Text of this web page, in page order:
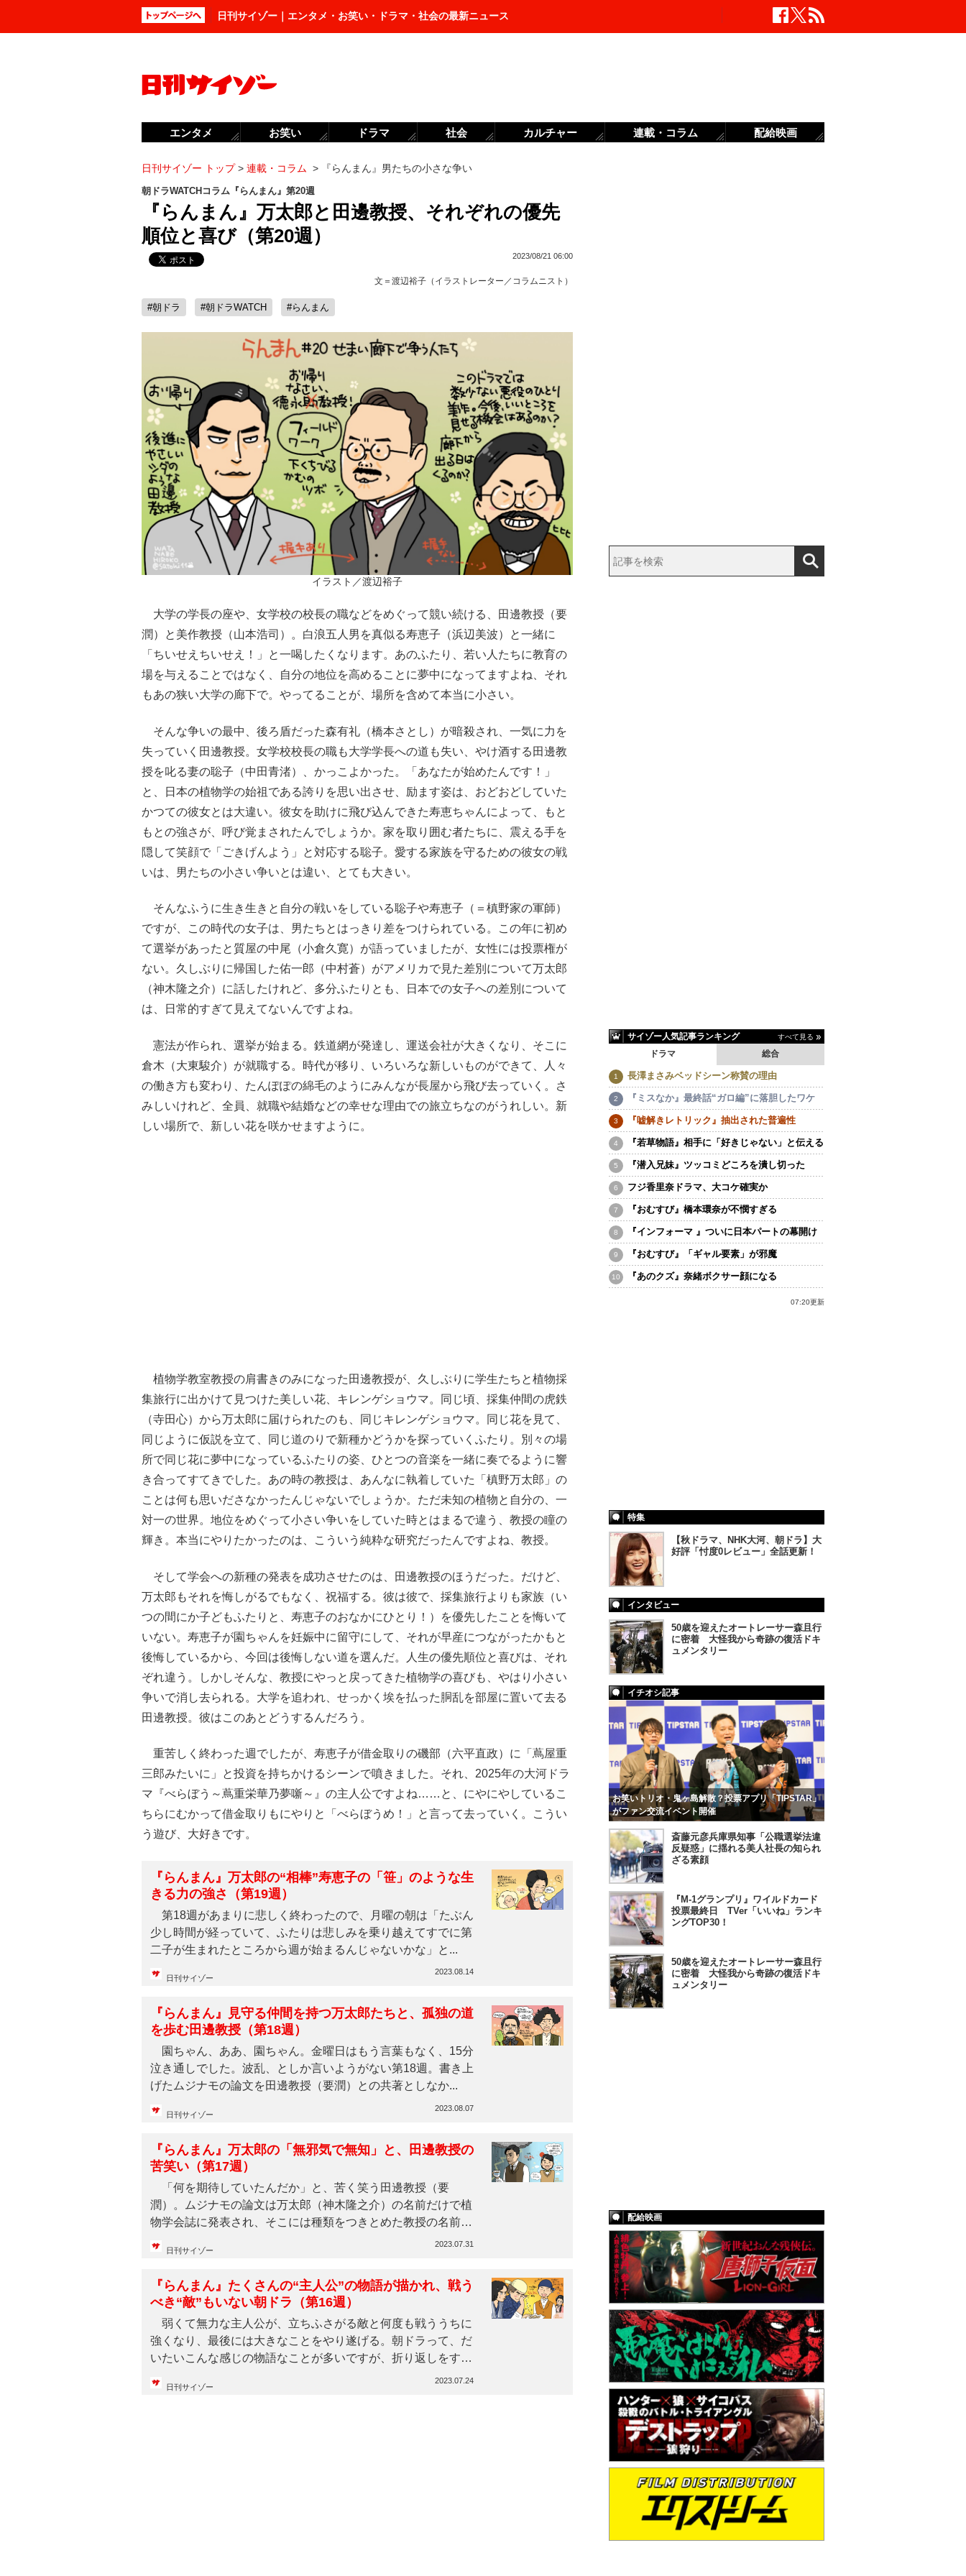
日刊サイゾー｜エンタメ・お笑い・ドラマ・社会の最新ニュース
日刊サイゾー トップ> 連載・コラム > 『らんまん』男たちの小さな争い
朝ドラWATCHコラム『らんまん』第20週
『らんまん』万太郎と田邊教授、それぞれの優先
順位と喜び（第20週）
2023/08/21 06:00
文＝ 渡辺裕子（イラストレーター／コラムニスト）
#朝ドラ #朝ドラWATCH #らんまん
イラスト／渡辺裕子
大学の学長の座や、女学校の校長の職などをめぐって競い続ける、田邊教授（要
潤）と美作教授（山本浩司）。白浪五人男を真似る寿恵子（浜辺美波）と一緒に
「ちいせえちいせえ！」と一喝したくなります。あのふたり、若い人たちに教育の
場を与えることではなく、自分の地位を高めることに夢中になってますよね、それ
もあの狭い大学の廊下で。やってることが、場所を含めて本当に小さい。
そんな争いの最中、後ろ盾だった森有礼（橋本さとし）が暗殺され、一気に力を
失っていく田邊教授。女学校校長の職も大学学長への道も失い、やけ酒する田邊教
授を叱る妻の聡子（中田青渚）、かっこよかった。「あなたが始めたんです！」
と、日本の植物学の始祖である誇りを思い出させ、励ます姿は、おどおどしていた
かつての彼女とは大違い。彼女を助けに飛び込んできた寿恵ちゃんによって、もと
もとの強さが、呼び覚まされたんでしょうか。家を取り囲む者たちに、震える手を
隠して笑顔で「ごきげんよう」と対応する聡子。愛する家族を守るための彼女の戦
いは、男たちの小さい争いとは違い、とても大きい。
そんなふうに生き生きと自分の戦いをしている聡子や寿恵子（＝槙野家の軍師）
ですが、この時代の女子は、男たちとはっきり差をつけられている。この年に初め
て選挙があったと質屋の中尾（小倉久寛）が語っていましたが、女性には投票権が
ない。久しぶりに帰国した佑一郎（中村蒼）がアメリカで見た差別について万太郎
（神木隆之介）に話したけれど、多分ふたりとも、日本での女子への差別について
は、日常的すぎて見えてないんですよね。
憲法が作られ、選挙が始まる。鉄道網が発達し、運送会社が大きくなり、そこに
倉木（大東駿介）が就職する。時代が移り、いろいろな新しいものができて、人々
の働き方も変わり、たんぽぽの綿毛のようにみんなが長屋から飛び去っていく。さ
みしいけれど、全員、就職や結婚などの幸せな理由での旅立ちなのがうれしい。新
しい場所で、新しい花を咲かせますように。
植物学教室教授の肩書きのみになった田邊教授が、久しぶりに学生たちと植物採
集旅行に出かけて見つけた美しい花、キレンゲショウマ。同じ頃、採集仲間の虎鉄
（寺田心）から万太郎に届けられたのも、同じキレンゲショウマ。同じ花を見て、
同じように仮説を立て、同じ道のりで新種かどうかを探っていくふたり。別々の場
所で同じ花に夢中になっているふたりの姿、ひとつの音楽を一緒に奏でるように響
き合ってすてきでした。あの時の教授は、あんなに執着していた「槙野万太郎」の
ことは何も思いださなかったんじゃないでしょうか。ただ未知の植物と自分の、一
対一の世界。地位をめぐって小さい争いをしていた時とはまるで違う、教授の瞳の
輝き。本当にやりたかったのは、こういう純粋な研究だったんですよね、教授。
そして学会への新種の発表を成功させたのは、田邊教授のほうだった。だけど、
万太郎もそれを悔しがるでもなく、祝福する。彼は彼で、採集旅行よりも家族（い
つの間にか子どもふたりと、寿恵子のおなかにひとり！）を優先したことを悔いて
いない。寿恵子が園ちゃんを妊娠中に留守にして、それが早産につながったかもと
後悔しているから、今回は後悔しない道を選んだ。人生の優先順位と喜びは、それ
ぞれ違う。しかしそんな、教授にやっと戻ってきた植物学の喜びも、やはり小さい
争いで消し去られる。大学を追われ、せっかく埃を払った胴乱を部屋に置いて去る
田邊教授。彼はこのあとどうするんだろう。
重苦しく終わった週でしたが、寿恵子が借金取りの磯部（六平直政）に「蔦屋重
三郎みたいに」と投資を持ちかけるシーンで噴きました。それ、2025年の大河ドラ
マ『べらぼう～蔦重栄華乃夢噺～』の主人公ですよね……と、にやにやしているこ
ちらにむかって借金取りもにやりと「べらぼうめ！」と言って去っていく。こうい
う遊び、大好きです。
『らんまん』万太郎の“相棒”寿恵子の「笹」のような生
きる力の強さ（第19週）
第18週があまりに悲しく終わったので、月曜の朝は「たぶん
少し時間が経っていて、ふたりは悲しみを乗り越えてすでに第
二子が生まれたところから週が始まるんじゃないかな」と...
日刊サイゾー
2023.08.14
『らんまん』見守る仲間を持つ万太郎たちと、孤独の道
を歩む田邊教授（第18週）
園ちゃん、ああ、園ちゃん。金曜日はもう言葉もなく、15分
泣き通しでした。波乱、としか言いようがない第18週。書き上
げたムジナモの論文を田邊教授（要潤）との共著としなか...
日刊サイゾー
2023.08.07
『らんまん』万太郎の「無邪気で無知」と、田邊教授の
苦笑い（第17週）
「何を期待していたんだか」と、苦く笑う田邊教授（要
潤）。ムジナモの論文は万太郎（神木隆之介）の名前だけで植
物学会誌に発表され、そこには種類をつきとめた教授の名前は
日刊サイゾー
2023.07.31
『らんまん』たくさんの“主人公”の物語が描かれ、戦う
べき“敵”もいない朝ドラ（第16週）
弱くて無力な主人公が、立ちふさがる敵と何度も戦ううちに
強くなり、最後には大きなことをやり遂げる。朝ドラって、だ
いたいこんな感じの物語なことが多いですが、折り返しをす
日刊サイゾー
2023.07.24
サイゾー人気記事ランキング すべて見る
ドラマ 総合
長澤まさみベッドシーン称賛の理由
『ミスなか』最終話“ガロ編”に落胆したワケ
『嘘解きレトリック』抽出された普遍性
『若草物語』相手に「好きじゃない」と伝える
『潜入兄妹』ツッコミどころを潰し切った
フジ香里奈ドラマ、大コケ確実か
『おむすび』橋本環奈が不憫すぎる
『インフォーマ 』ついに日本パートの幕開け
『おむすび』「ギャル要素」が邪魔
『あのクズ』奈緒ボクサー顔になる
07:20更新
特集
【秋ドラマ、NHK大河、朝ドラ】大
好評「忖度0レビュー」全話更新！
インタビュー
50歳を迎えたオートレーサー森且行
に密着 大怪我から奇跡の復活ドキ
ュメンタリー
イチオシ記事
お笑いトリオ・鬼ヶ島解散？投票アプリ「TIPSTAR」
がファン交流イベント開催
斎藤元彦兵庫県知事「公職選挙法違
反疑惑」に揺れる美人社長の知られ
ざる素顔
『M-1グランプリ』ワイルドカード
投票最終日 TVer「いいね」ランキ
ングTOP30！
50歳を迎えたオートレーサー森且行
に密着 大怪我から奇跡の復活ドキ
ュメンタリー
配給映画
エンタメ お笑い ドラマ 社会 カルチャー 連載・コラム 配給映画